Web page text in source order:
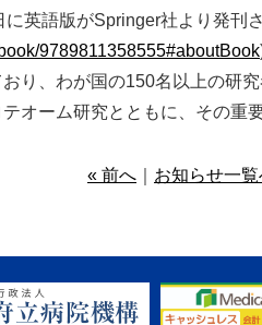
に英語版がSpringer社より発刊
9789811358555#aboutBook
り、わが国の150名以上の研
オーム研究とともに、その重
« 前へ お知らせ一覧